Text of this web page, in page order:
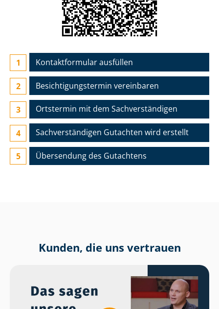
Kontaktformular ausfüllen
Besichtigungs­termin vereinbaren
Ortstermin mit dem Sach­ver­stän­di­gen
Sach­ver­stän­di­gen Gutachten wird erstellt
Übersendung des Gutachtens
Kunden, die uns vertrauen